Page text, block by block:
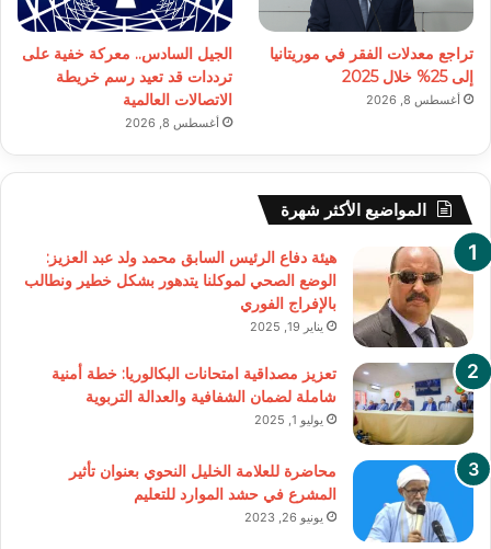
تراجع معدلات الفقر في موريتانيا
إلى 25% خلال 2025
أغسطس 8, 2026
الجيل السادس.. معركة خفية على
ترددات قد تعيد رسم خريطة
الاتصالات العالمية
أغسطس 8, 2026
المواضيع الأكثر شهرة
هيئة دفاع الرئيس السابق محمد ولد عبد العزيز:
الوضع الصحي لموكلنا يتدهور بشكل خطير ونطالب
بالإفراج الفوري
يناير 19, 2025
تعزيز مصداقية امتحانات البكالوريا: خطة أمنية
شاملة لضمان الشفافية والعدالة التربوية
يوليو 1, 2025
محاضرة للعلامة الخليل النحوي بعنوان تأثير
المشرع في حشد الموارد للتعليم
يونيو 26, 2023